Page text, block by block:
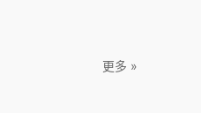
更多 »